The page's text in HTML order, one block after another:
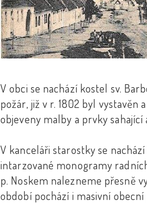
V obci se nachází kostel sv.
požár, již v r. 1802 byl vystavěn
objeveny malby a prvky sahající
V kanceláři starostky se
intarzované monogramy
p. Noskem nalezneme přesně
období pochází i masivní